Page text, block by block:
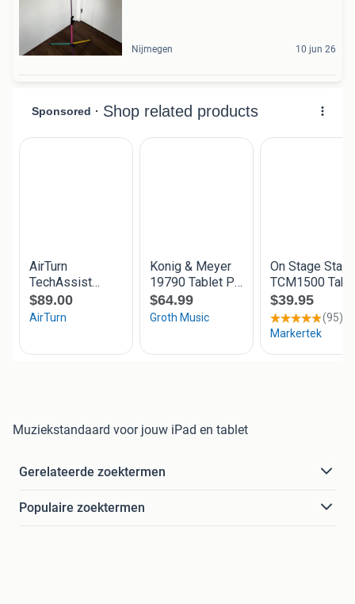
Nijmegen 10 jun 26
Muziekstandaard voor jouw iPad en tablet
Gerelateerde zoektermen
Populaire zoektermen